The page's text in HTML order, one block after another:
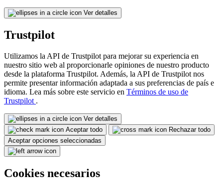
Ver detalles
Trustpilot
Utilizamos la API de Trustpilot para mejorar su experiencia en
nuestro sitio web al proporcionarle opiniones de nuestro producto
desde la plataforma Trustpilot. Además, la API de Trustpilot nos
permite presentar información adaptada a sus preferencias de país e
idioma. Lea más sobre este servicio en Términos de uso de
Trustpilot .
Ver detalles
Aceptar todo
Rechazar todo
Aceptar opciones seleccionadas
Cookies necesarios